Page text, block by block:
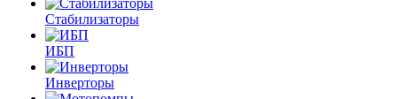
Стабилизаторы
ИБП
Инверторы